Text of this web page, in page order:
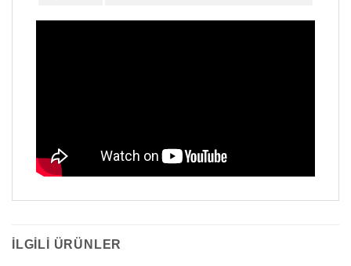
İLGILI ÜRÜNLER